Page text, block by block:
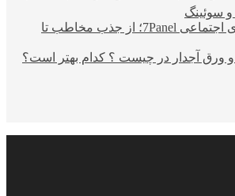
و سوئینگ
خدمات شبکه‌های اجتماعی 7Panel؛ از جذب مخاطب تا
ورق آجدار در چیست ؟ کدام بهتر است؟